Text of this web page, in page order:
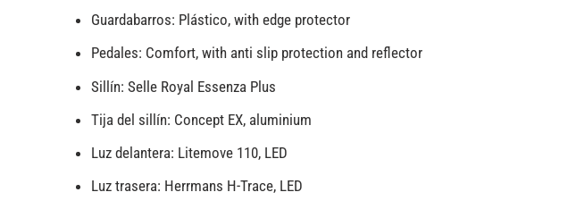
Guardabarros: Plástico, with edge protector
Pedales: Comfort, with anti slip protection and reflector
Sillín: Selle Royal Essenza Plus
Tija del sillín: Concept EX, aluminium
Luz delantera: Litemove 110, LED
Luz trasera: Herrmans H-Trace, LED